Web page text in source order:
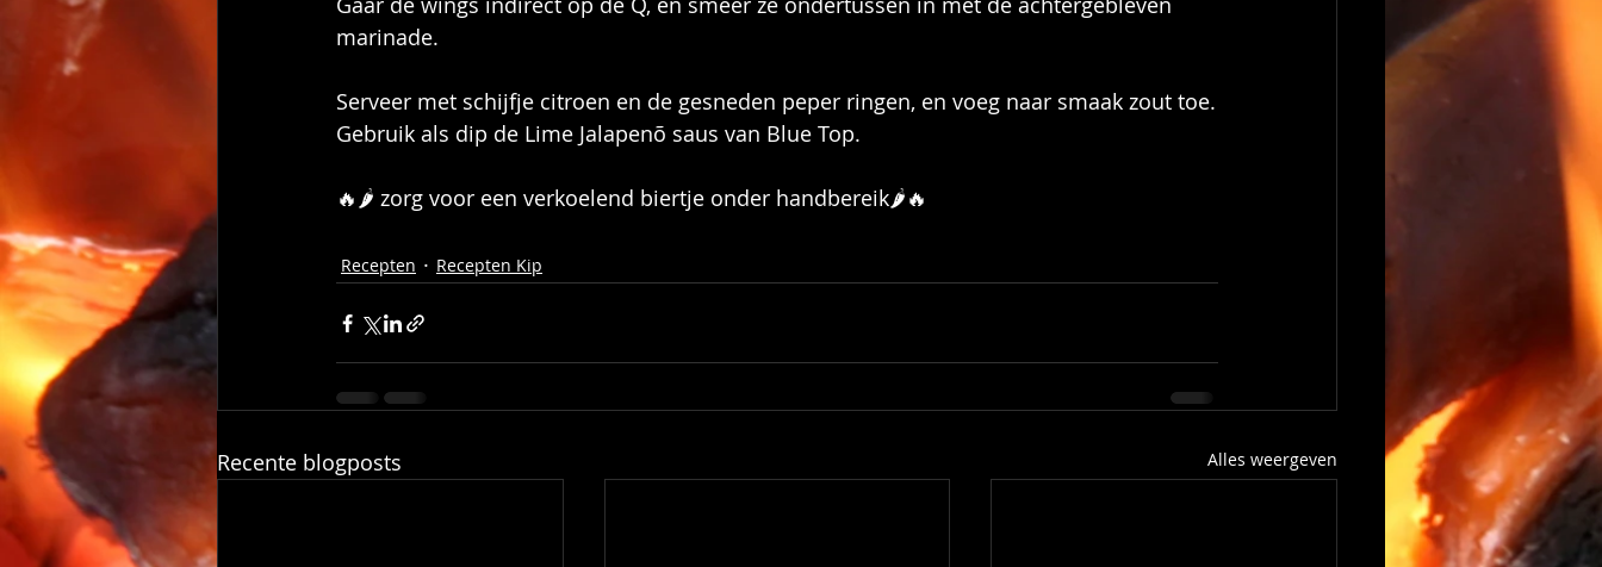
marinade.
Serveer met schijfje citroen en de gesneden peper ringen, en voeg naar smaak zout toe.
Gebruik als dip de Lime Jalapenõ saus van Blue Top.
🔥🌶 zorg voor een verkoelend biertje onder handbereik🌶🔥
Recepten Recepten Kip
Recente blogposts Alles weergeven